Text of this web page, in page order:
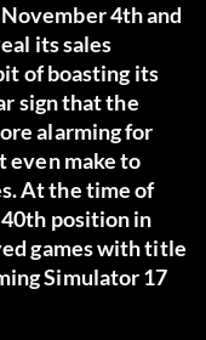
4th and
its sales
of boasting its
sign that the
alarming for
even make to
At the time of
position in
games with title
Simulator 17